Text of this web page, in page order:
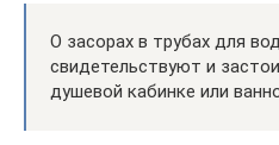
О засорах в трубах для
свидетельствуют и
душевой кабинке или